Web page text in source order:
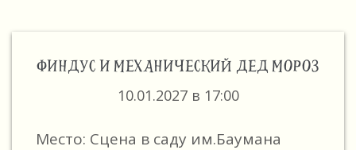
ФИНДУС И МЕХАНИЧЕСКИЙ ДЕД МОРОЗ
10.01.2027 в 17:00
Место: Сцена в саду им.Баумана